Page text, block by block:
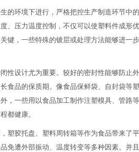
的环境下进行，严格把控生产制造环节中
压力温度控制，不仅可以使塑料件成形
键，一些特殊的镀层或处理方法能够进一
性设计尤为重要。较好的密封性能够防止
食品的保质期。像食品保鲜袋、自封袋等
，一些用以食品加工制作注塑模具、管路
都健康。
塑胶托盘、塑料周转箱等作为食品带来了
免遭外部振动、温度转变等多种因素。并